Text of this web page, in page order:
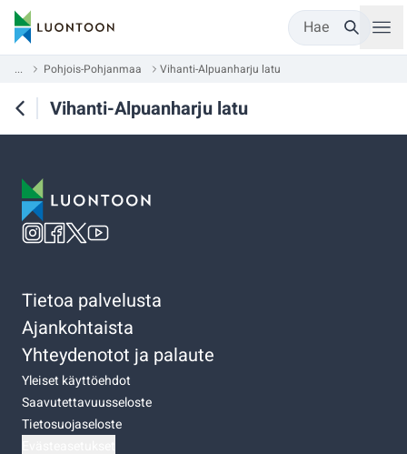
Hae
... Pohjois-Pohjanmaa Vihanti-Alpuanharju latu
Vihanti-Alpuanharju latu
Tietoa palvelusta
Ajankohtaista
Yhteydenotot ja palaute
Yleiset käyttöehdot
Saavutettavuusseloste
Tietosuojaseloste